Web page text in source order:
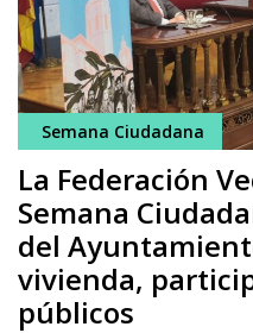
Semana Ciudadana
La Federación
Semana
del
vivienda,
públicos